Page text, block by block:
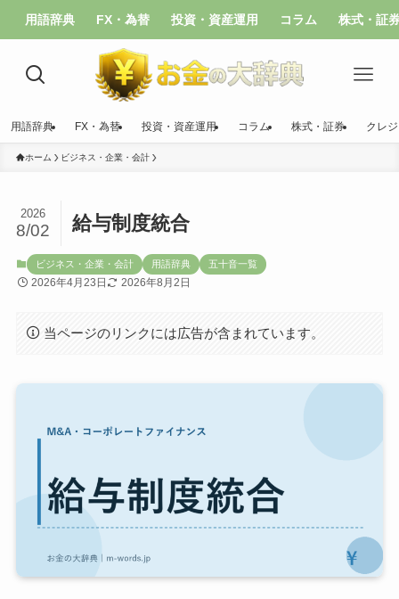
用語辞典 FX・為替 投資・資産運用 コラム 株式・証
用語辞典 FX・為替 投資・資産運用 コラム 株式・証券 クレ
ホーム ビジネス・企業・会計
給与制度統合
2026
8/02
ビジネス・企業・会計 用語辞典 五十音一覧
2026年4月23日 2026年8月2日
当ページのリンクには広告が含まれています。